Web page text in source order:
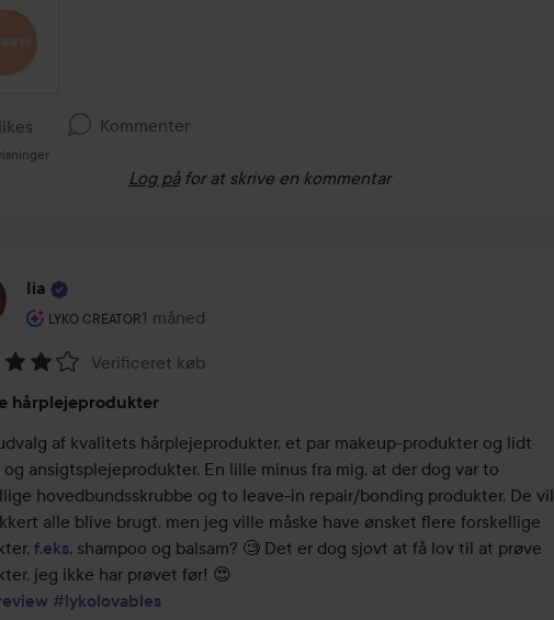
Kommenter
Log på for at skrive en kommentar
Iia
LYKO CREATOR
Brugerens rolle: Lyko Creator.
1 måned
Posten blev oprettet 1 måned
Verificeret køb
hårplejeprodukter
af kvalitets hårplejeprodukter, et par makeup-produkter og lidt
og ansigtsplejeprodukter. En lille minus fra mig, at der dog var to
hovedbundsskrubbe og to leave-in repair/bonding produkter. De vil
alle blive brugt, men jeg ville måske have ønsket flere forskellige
f.eks. shampoo og balsam? 🧐 Det er dog sjovt at få lov til at prøve
#lykolovables